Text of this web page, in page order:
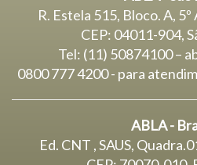
R. Estela 515, Bloco. A,
CEP: 04011-904,
Tel: (11) 50874100 –
0800 777 4200 - para
ABLA -
Ed. CNT , SAUS,